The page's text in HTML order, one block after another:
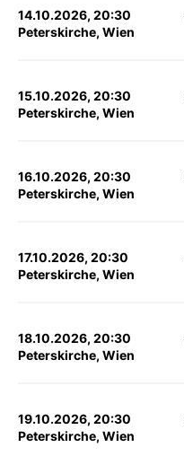
14.10.2026, 20:30
Peterskirche, Wien
15.10.2026, 20:30
Peterskirche, Wien
16.10.2026, 20:30
Peterskirche, Wien
17.10.2026, 20:30
Peterskirche, Wien
18.10.2026, 20:30
Peterskirche, Wien
19.10.2026, 20:30
Peterskirche, Wien